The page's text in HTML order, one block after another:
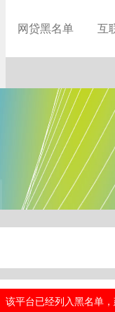
网贷黑名单 互
该平台已经列入黑名单